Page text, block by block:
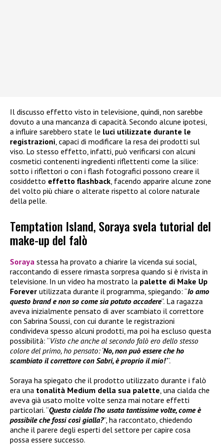
Il discusso effetto visto in televisione, quindi, non sarebbe
dovuto a una mancanza di capacità. Secondo alcune ipotesi,
a influire sarebbero state le luci utilizzate durante le
registrazioni, capaci di modificare la resa dei prodotti sul
viso. Lo stesso effetto, infatti, può verificarsi con alcuni
cosmetici contenenti ingredienti riflettenti come la silice:
sotto i riflettori o con i flash fotografici possono creare il
cosiddetto effetto flashback, facendo apparire alcune zone
del volto più chiare o alterate rispetto al colore naturale
della pelle.
Temptation Island, Soraya svela tutorial del
make-up del falò
Soraya stessa ha provato a chiarire la vicenda sui social,
raccontando di essere rimasta sorpresa quando si è rivista in
televisione. In un video ha mostrato la palette di Make Up
Forever utilizzata durante il programma, spiegando: “Io amo
questo brand e non so come sia potuto accadere”. La ragazza
aveva inizialmente pensato di aver scambiato il correttore
con Sabrina Soussi, con cui durante le registrazioni
condivideva spesso alcuni prodotti, ma poi ha escluso questa
possibilità: “Visto che anche al secondo falò ero dello stesso
colore del primo, ho pensato: ‘No, non può essere che ho
scambiato il correttore con Sabri, è proprio il mio!’”.
Soraya ha spiegato che il prodotto utilizzato durante i falò
era una tonalità Medium della sua palette , una cialda che
aveva già usato molte volte senza mai notare effetti
particolari. “Questa cialda l’ho usata tantissime volte, come è
possibile che fossi così gialla?”, ha raccontato, chiedendo
anche il parere degli esperti del settore per capire cosa
possa essere successo.